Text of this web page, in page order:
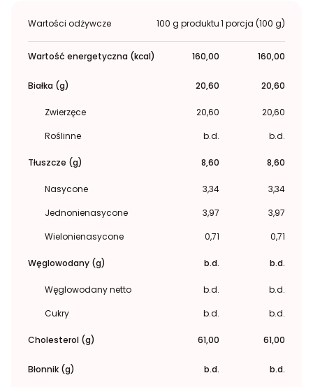
Wartości odżywcze 100 g produktu1 porcja (100 g)
Wartość energetyczna (kcal) 160,00 160,00
Białka (g) 20,60 20,60
Zwierzęce 20,60
20,60
Roślinne
b.d. b.d.
Tłuszcze (g) 8,60 8,60
Nasycone 3,34
3,34
Jednonienasycone
3,97
3,97
Wielonienasycone
0,71 0,71
Węglowodany (g) b.d. b.d.
Węglowodany netto b.d.
b.d.
Cukry
b.d. b.d.
Cholesterol (g) 61,00 61,00
Błonnik (g) b.d. b.d.